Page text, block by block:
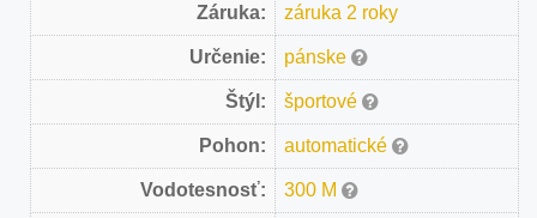
Záruka: záruka 2 roky
Určenie: pánske
Štýl: športové
Pohon: automatické
Vodotesnosť: 300 M